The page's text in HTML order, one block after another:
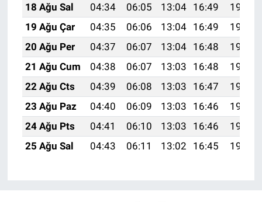
18 Ağu Sal
04:34 06:05 13:04 16:49
19:53
19 Ağu Çar
04:35 06:06 13:04 16:49
19:52
20 Ağu Per
04:37 06:07 13:04 16:48
19:51
21 Ağu Cum
04:38 06:07 13:03 16:48
19:49
22 Ağu Cts
04:39 06:08 13:03 16:47
19:48
23 Ağu Paz
04:40 06:09 13:03 16:46
19:47
24 Ağu Pts
04:41 06:10 13:03 16:46
19:45
25 Ağu Sal
04:43 06:11 13:02 16:45 19:44